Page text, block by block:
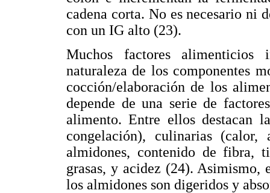
cadena corta. No es necesario ni
con un IG alto (23).
Muchos factores
naturaleza de los componentes
cocción/elaboración de los
depende de una serie de
alimento. Entre ellos destacan
congelación), culinarias
almidones, contenido de fibra,
grasas, y acidez (24).
los almidones son digeridos y